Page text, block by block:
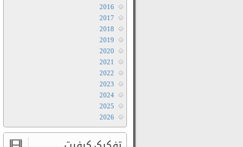
2016
2017
2018
2019
2020
2021
2022
2023
2024
2025
2026